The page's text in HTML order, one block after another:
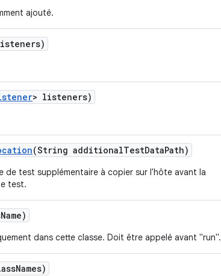
ajouté.
> listeners)
(String additionalTestDataPath)
de test supplémentaire à copier sur l'hôte avant la
test.
Name)
dans cette classe. Doit être appelé avant "run".
Names)